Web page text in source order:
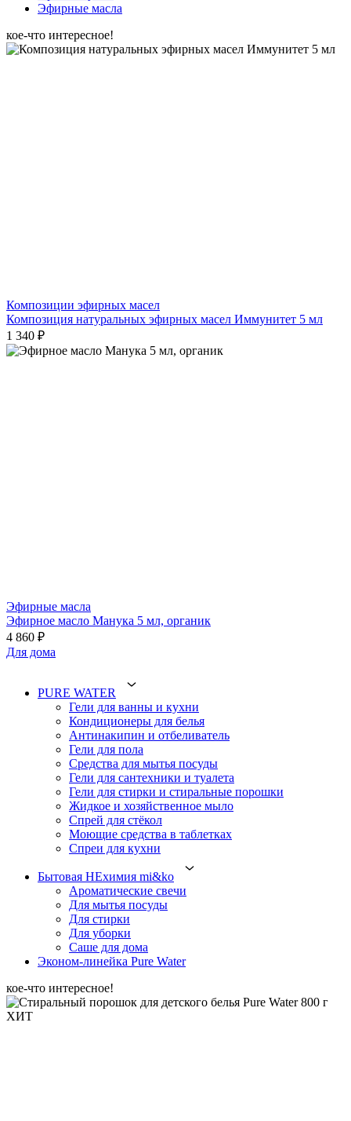
Эфирные масла
кое-что интересное!
Композиции эфирных масел
Композиция натуральных эфирных масел Иммунитет 5 мл
1 340 ₽
Эфирные масла
Эфирное масло Манука 5 мл, органик
4 860 ₽
Для дома
PURE WATER
Гели для ванны и кухни
Кондиционеры для белья
Антинакипин и отбеливатель
Гели для пола
Средства для мытья посуды
Гели для сантехники и туалета
Гели для стирки и стиральные порошки
Жидкое и хозяйственное мыло
Спрей для стёкол
Моющие средства в таблетках
Спреи для кухни
Бытовая НЕхимия mi&ko
Ароматические свечи
Для мытья посуды
Для стирки
Для уборки
Саше для дома
Эконом-линейка Pure Water
кое-что интересное!
ХИТ